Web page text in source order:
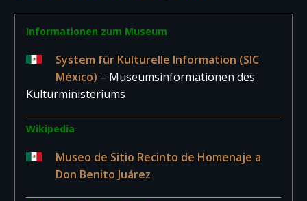
Informationen zum Museum
System für Kulturelle Information (SIC
México) – Museumsinformationen des
Kulturministeriums
Wikipedia
Museo de Sitio Recinto de Homenaje a
Don Benito Juárez